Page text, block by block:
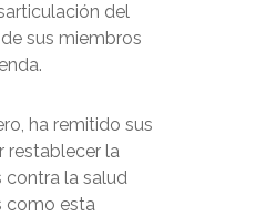
del
sus miembros
ha remitido sus
restablecer la
contra la salud
como esta